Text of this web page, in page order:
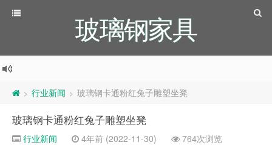
玻璃钢家具
> 行业新闻 > 玻璃钢卡通粉红兔子雕塑坐凳
玻璃钢卡通粉红兔子雕塑坐凳
行业新闻 4年前 (2022-11-30) 764次浏览